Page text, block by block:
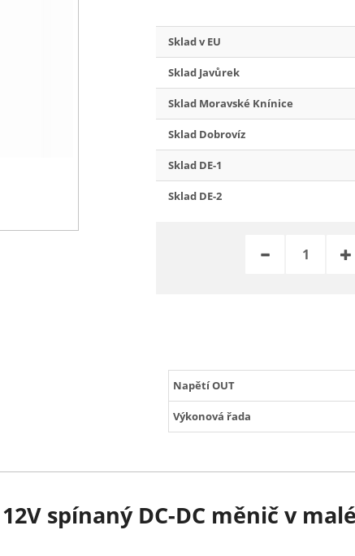
Sklad v EU
Sklad Javůrek
Sklad Moravské Knínice
Sklad Dobrovíz
Sklad DE-1
Sklad DE-2
Napětí OUT
Výkonová řada
12V spínaný DC-DC měnič v